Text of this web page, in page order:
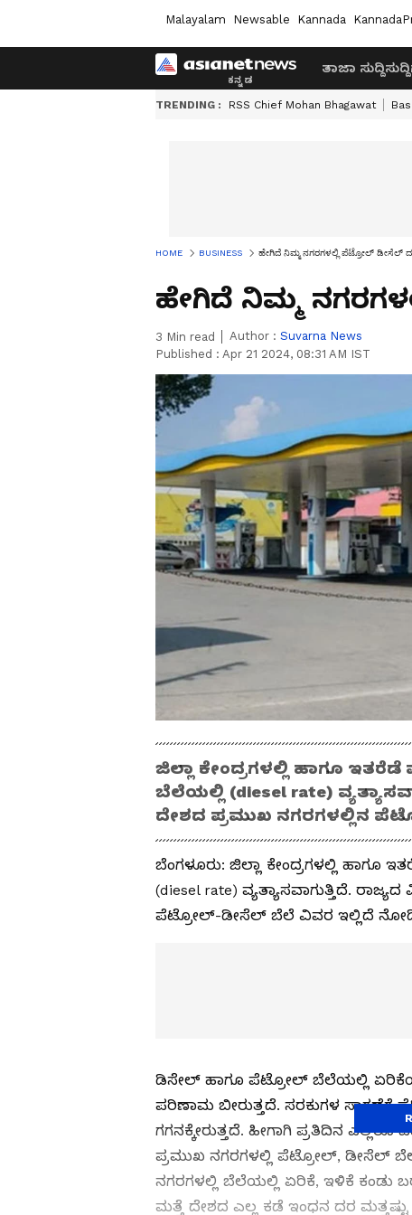
Malayalam Newsable Kannada
ತಾಜಾ ಸುದ್ದಿಸುದ್ದಿ
TRENDING : RSS Chief Mohan Bhagawat
HOME BUSINESS ಹೇಗಿದೆ ನಿಮ್ಮ ನಗರಗಳಲ್ಲಿ ಪೆಟ್ರೋಲ್ ಡೀಸೆಲ್
ಹೇಗಿದೆ ನಿಮ್ಮ
3 Min read Author : Suvarna News
Published : Apr 21 2024, 08:31 AM IST
ಜಿಲ್ಲಾ ಕೇಂದ್ರಗಳಲ್ಲಿ ಹಾಗೂ
ಬೆಲೆಯಲ್ಲಿ (diesel rate)
ದೇಶದ ಪ್ರಮುಖ ನಗರಗಳಲ್ಲಿನ
ಬೆಂಗಳೂರು: ಜಿಲ್ಲಾ ಕೇಂದ್ರಗಳಲ್ಲಿ ಹಾಗೂ
(diesel rate) ವ್ಯತ್ಯಾಸವಾಗುತ್ತಿದೆ.
ಪೆಟ್ರೋಲ್-ಡೀಸೆಲ್ ಬೆಲೆ ವಿವರ ಇಲ್ಲಿದೆ
ಡಿಸೇಲ್ ಹಾಗೂ ಪೆಟ್ರೋಲ್ ಬೆಲೆಯಲ್ಲಿ
ಪರಿಣಾಮ ಬೀರುತ್ತದೆ. ಸರಕುಗಳ ಸಾಗಣೆಗೆ
ಗಗನಕ್ಕೇರುತ್ತದೆ. ಹೀಗಾಗಿ ಪ್ರತಿದಿನ
ಪ್ರಮುಖ ನಗರಗಳಲ್ಲಿ ಪೆಟ್ರೋಲ್‌, ಡೀಸೆಲ್‌
ನಗರಗಳಲ್ಲಿ ಬೆಲೆಯಲ್ಲಿ ಏರಿಕೆ, ಇಳಿಕೆ ಕಂಡು
ಮತ್ತೆ ದೇಶದ ಎಲ್ಲ ಕಡೆ ಇಂಧನ ದರ